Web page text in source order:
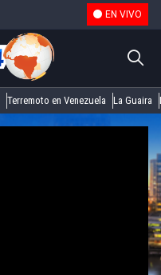
EN VIVO
Terremoto en Venezuela La Guaira